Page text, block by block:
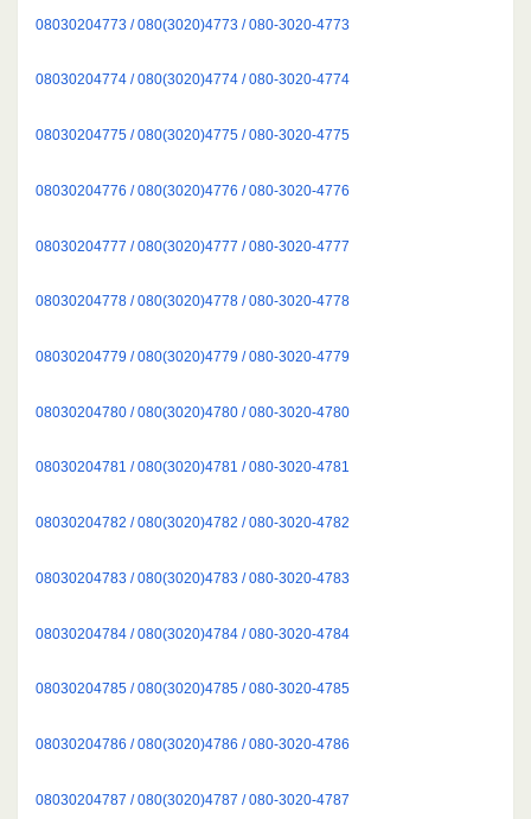
08030204773 / 080(3020)4773 / 080-3020-4773
08030204774 / 080(3020)4774 / 080-3020-4774
08030204775 / 080(3020)4775 / 080-3020-4775
08030204776 / 080(3020)4776 / 080-3020-4776
08030204777 / 080(3020)4777 / 080-3020-4777
08030204778 / 080(3020)4778 / 080-3020-4778
08030204779 / 080(3020)4779 / 080-3020-4779
08030204780 / 080(3020)4780 / 080-3020-4780
08030204781 / 080(3020)4781 / 080-3020-4781
08030204782 / 080(3020)4782 / 080-3020-4782
08030204783 / 080(3020)4783 / 080-3020-4783
08030204784 / 080(3020)4784 / 080-3020-4784
08030204785 / 080(3020)4785 / 080-3020-4785
08030204786 / 080(3020)4786 / 080-3020-4786
08030204787 / 080(3020)4787 / 080-3020-4787